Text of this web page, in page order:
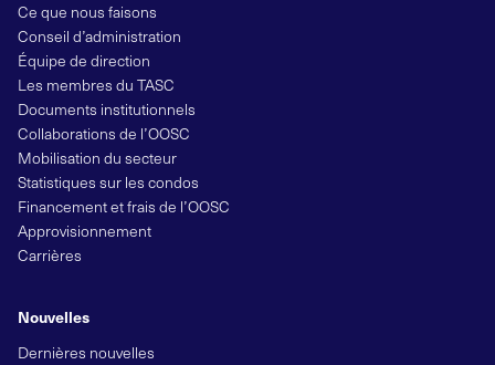
Ce que nous faisons
Conseil d’administration
Équipe de direction
Les membres du TASC
Documents institutionnels
Collaborations de l’OOSC
Mobilisation du secteur
Statistiques sur les condos
Financement et frais de l’OOSC
Approvisionnement
Carrières
Nouvelles
Dernières nouvelles